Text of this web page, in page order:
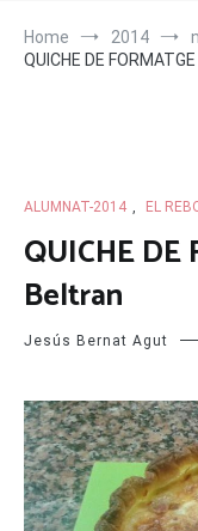
Home 2014
QUICHE DE
ALUMNAT-2014 , EL
QUICHE DE
Beltran
Jesús Bernat Agut